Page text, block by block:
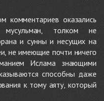
комментариев оказались
мусульман, толком не
и сунны и несущих на
не имеющие почти ничего
Ислама знающими
способны даже
к тому аяту, который